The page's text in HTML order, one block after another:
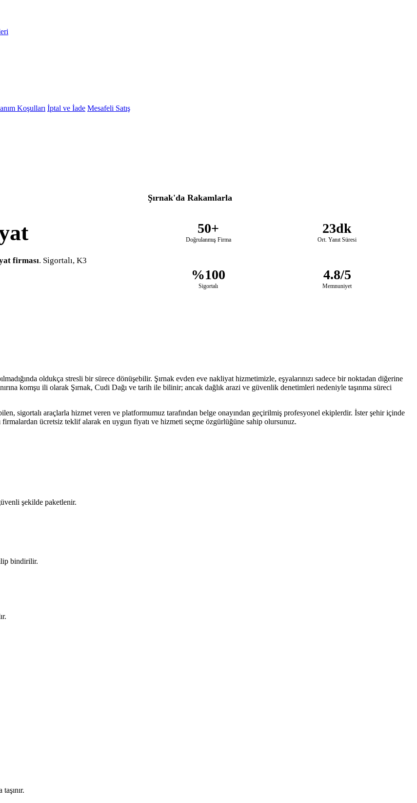
Koşulları İptal ve İade Mesafeli Satış
firması. Sigortalı, K3
Şırnak'da Rakamlarla
50+
Doğrulanmış Firma
23dk
Ort. Yanıt Süresi
%100
Sigortalı
4.8/5
Memnuniyet
oldukça stresli bir sürece dönüşebilir. Şırnak evden eve nakliyat hizmetimizle, eşyalarınızı sadece bir noktadan diğerine
komşu ili olarak Şırnak, Cudi Dağı ve tarih ile bilinir; ancak dağlık arazi ve güvenlik denetimleri nedeniyle taşınma süreci
sigortalı araçlarla hizmet veren ve platformumuz tarafından belge onayından geçirilmiş profesyonel ekiplerdir. İster şehir içinde
ücretsiz teklif alarak en uygun fiyatı ve hizmeti seçme özgürlüğüne sahip olursunuz.
şekilde paketlenir.
bindirilir.